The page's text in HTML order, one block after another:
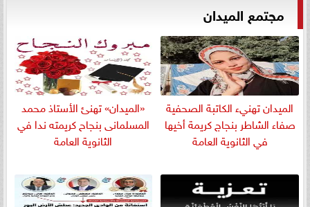
مجتمع الميدان
الميدان تهنيء الكاتبة الصحفية
صفاء الشاطر بنجاج كريمة أخيها
في الثانوية العامة
«الميدان» تهنئ الأستاذ محمد
المسلمانى بنجاح كريمته ندا في
الثانوية العامة